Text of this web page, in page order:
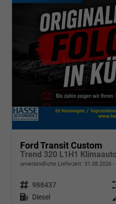
Ford Transit Custom
unverbindliche Lieferzeit: 31.08.2026
Fahrzeugnr. 988437
Kraftstoff Diesel